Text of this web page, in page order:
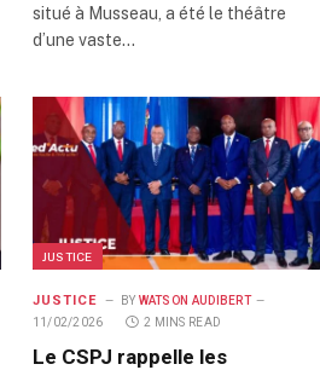
situé à Musseau, a été le théâtre
d’une vaste…
JUSTICE
JUSTICE BY WATSON AUDIBERT
11/02/2026
2 MINS READ
Le CSPJ rappelle les